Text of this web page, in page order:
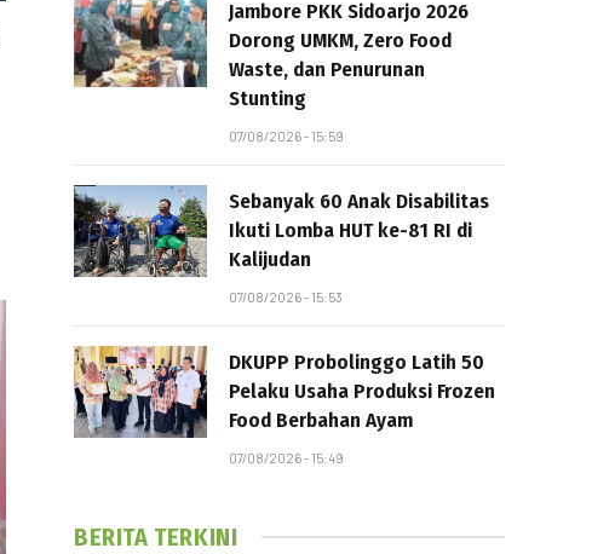
Jambore PKK Sidoarjo 2026
Dorong UMKM, Zero Food
Waste, dan Penurunan
Stunting
07/08/2026 - 15:59
Sebanyak 60 Anak Disabilitas
Ikuti Lomba HUT ke-81 RI di
Kalijudan
07/08/2026 - 15:53
DKUPP Probolinggo Latih 50
Pelaku Usaha Produksi Frozen
Food Berbahan Ayam
07/08/2026 - 15:49
BERITA TERKINI